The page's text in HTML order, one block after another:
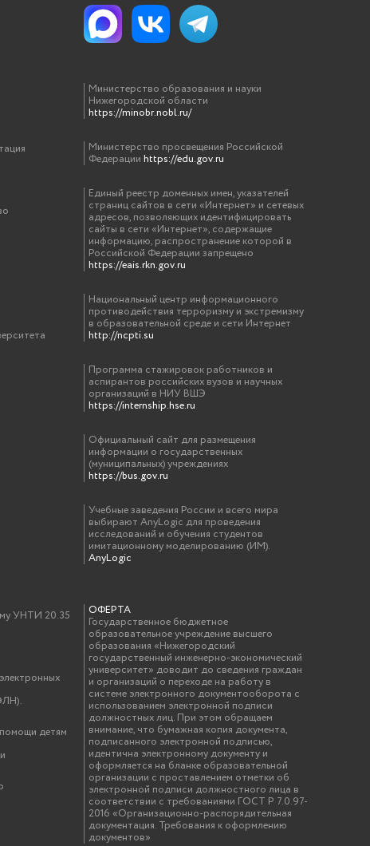
УНТИ 20.35
детям
Министерство образования и науки
Нижегородской области
https://minobr.nobl.ru/
Министерство просвещения Российской
Федерации https://edu.gov.ru
Единый реестр доменных имен, указателей
страниц сайтов в сети «Интернет» и сетевых
адресов, позволяющих идентифицировать
сайты в сети «Интернет», содержащие
информацию, распространение которой в
Российской Федерации запрещено
https://eais.rkn.gov.ru
Национальный центр информационного
противодействия терроризму и экстремизму
в образовательной среде и сети Интернет
http://ncpti.su
Программа стажировок работников и
аспирантов российских вузов и научных
организаций в НИУ ВШЭ
https://internship.hse.ru
Официальный сайт для размещения
информации о государственных
(муниципальных) учреждениях
https://bus.gov.ru
Учебные заведения России и всего мира
выбирают AnyLogic для проведения
исследований и обучения студентов
имитационному моделированию (ИМ).
AnyLogic
ОФЕРТА
Государственное бюджетное
образовательное учреждение высшего
образования «Нижегородский
государственный инженерно-экономический
университет» доводит до сведения граждан
и организаций о переходе на работу в
системе электронного документооборота с
использованием электронной подписи
должностных лиц. При этом обращаем
внимание, что бумажная копия документа,
подписанного электронной подписью,
идентична электронному документу и
оформляется на бланке образовательной
организации с проставлением отметки об
электронной подписи должностного лица в
соответствии с требованиями ГОСТ Р 7.0.97-
2016 «Организационно-распорядительная
документация. Требования к оформлению
документов»